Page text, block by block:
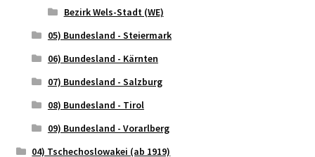
Bezirk Wels-Stadt (WE)
05) Bundesland - Steiermark
06) Bundesland - Kärnten
07) Bundesland - Salzburg
08) Bundesland - Tirol
09) Bundesland - Vorarlberg
04) Tschechoslowakei (ab 1919)